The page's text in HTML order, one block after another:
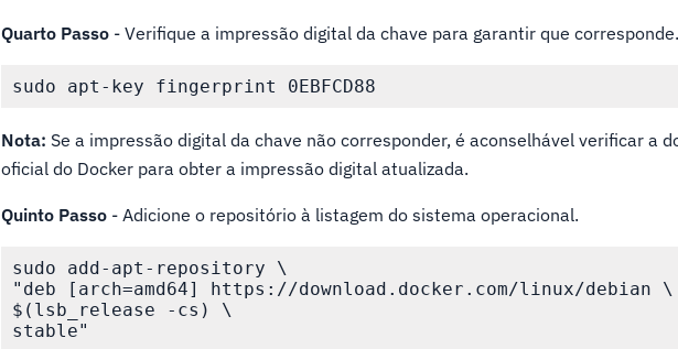
Quarto Passo - Verifique a impressão digital da chave para garantir que
Nota: Se a impressão digital da chave não corresponder, é aconselhável verificar a
oficial do Docker para obter a impressão digital atualizada.
Quinto Passo - Adicione o repositório à listagem do sistema operacional.
sudo add-apt-repository \
"deb [arch=amd64] https://download.docker.com/linux/debian \
$(lsb_release -cs) \